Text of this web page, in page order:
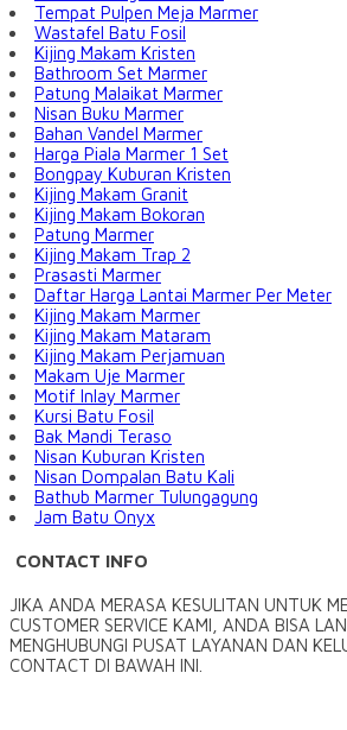
Tempat Pulpen Meja Marmer
Wastafel Batu Fosil
Kijing Makam Kristen
Bathroom Set Marmer
Patung Malaikat Marmer
Nisan Buku Marmer
Bahan Vandel Marmer
Harga Piala Marmer 1 Set
Bongpay Kuburan Kristen
Kijing Makam Granit
Kijing Makam Bokoran
Patung Marmer
Kijing Makam Trap 2
Prasasti Marmer
Daftar Harga Lantai Marmer Per Meter
Kijing Makam Marmer
Kijing Makam Mataram
Kijing Makam Perjamuan
Makam Uje Marmer
Motif Inlay Marmer
Kursi Batu Fosil
Bak Mandi Teraso
Nisan Kuburan Kristen
Nisan Dompalan Batu Kali
Bathub Marmer Tulungagung
Jam Batu Onyx
CONTACT INFO
JIKA ANDA MERASA KESULITAN UNTUK
CUSTOMER SERVICE KAMI, ANDA BISA
MENGHUBUNGI PUSAT LAYANAN DAN
CONTACT DI BAWAH INI.